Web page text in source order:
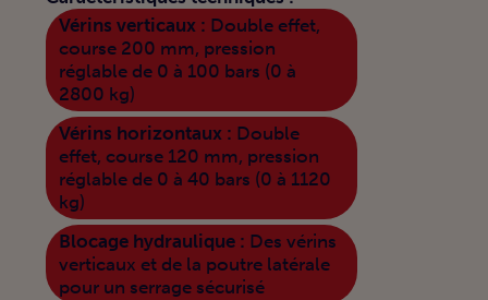
Vérins verticaux : Double effet,
course 200 mm, pression
réglable de 0 à 100 bars (0 à
2800 kg)
Vérins horizontaux : Double
effet, course 120 mm, pression
réglable de 0 à 40 bars (0 à 1120
kg)
Blocage hydraulique : Des vérins
verticaux et de la poutre latérale
pour un serrage sécurisé